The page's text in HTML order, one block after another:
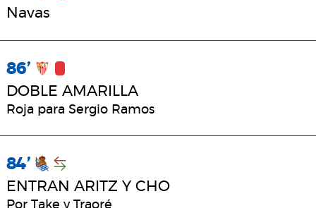
Navas
86’
DOBLE AMARILLA
Roja para Sergio Ramos
84’
ENTRAN ARITZ Y CHO
Por Take y Traoré